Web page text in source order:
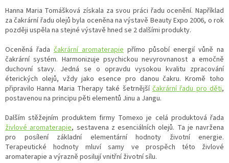
Hanna Maria Tomášková získala za svou práci řadu ocenění. Například
za čakrární řadu olejů byla oceněna na výstavě Beauty Expo 2006, o rok
později uspěla na stejné výstavě hned se 2 dalšími produkty.
Oceněná řada čakrární aromaterapie přímo působí energií vůně na
čakrární systém. Harmonizuje psychickou nevyrovnanost a emočně
duchovní stavy. Jedná se o opravdu vysokou kvalitu zpracování
éterických olejů, vždy jako esence pro danou čakru. Kromě toho
připravilo Hanna Maria Therapy také šetrnější čakrární řadu pro děti,
postavenou na principu pěti elementů Jinu a Jangu.
Dalším stěžejním produktem firmy Tomexo je celá produktová řada
živlové aromaterapie, sestavena z esenciálních olejů. Ta je navržena
pro posílení základní elementární hodnoty životní energie.
Terapeutické hodnoty mluví samy ve prospěch této živlové
aromaterapie a výrazně posilují vnitřní životní sílu.